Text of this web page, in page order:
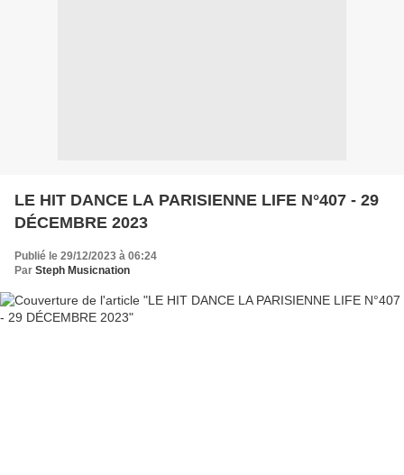
LE HIT DANCE LA PARISIENNE LIFE N°407 - 29
DÉCEMBRE 2023
Publié le 29/12/2023 à 06:24
Par Steph Musicnation